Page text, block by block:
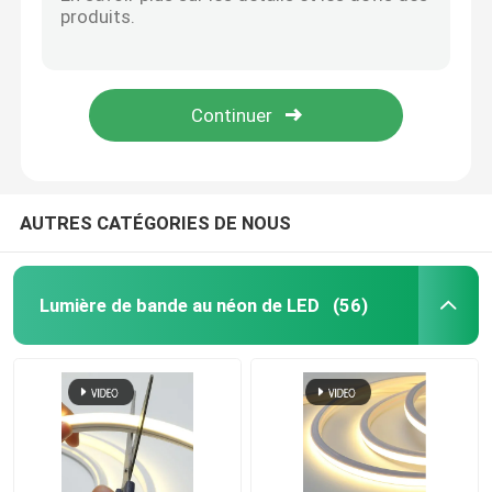
Lumière de bande au néon de silicone
Lumière de bande flexible de LED
Sous la lumière de bande du Cabinet LED
Lumière de bijoux de LED
AUTRES CATÉGORIES DE NOUS
Lumière de bande au néon de LED (56)